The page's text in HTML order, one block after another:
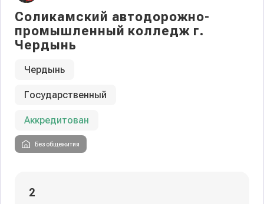
Соликамский автодорожно-
промышленный колледж г.
Чердынь
Чердынь
Государственный
Аккредитован
Без общежития
2